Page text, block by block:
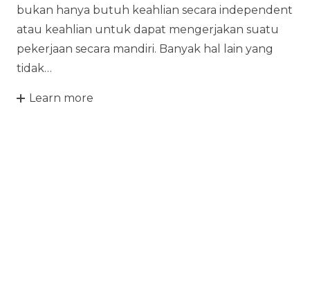
bukan hanya butuh keahlian secara independent
atau keahlian untuk dapat mengerjakan suatu
pekerjaan secara mandiri. Banyak hal lain yang
tidak…
Learn more